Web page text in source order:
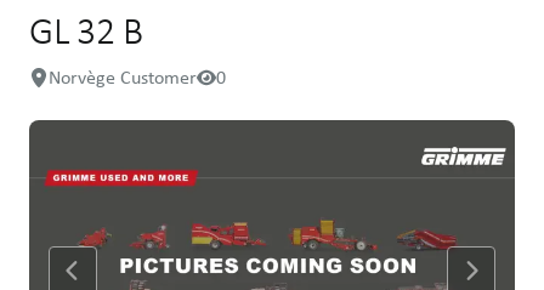
GL 32 B
Norvège Customer 0